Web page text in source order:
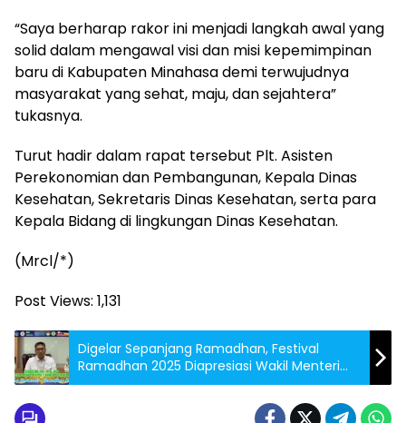
“Saya berharap rakor ini menjadi langkah awal yang
solid dalam mengawal visi dan misi kepemimpinan
baru di Kabupaten Minahasa demi terwujudnya
masyarakat yang sehat, maju, dan sejahtera”
tukasnya.
Turut hadir dalam rapat tersebut Plt. Asisten
Perekonomian dan Pembangunan, Kepala Dinas
Kesehatan, Sekretaris Dinas Kesehatan, serta para
Kepala Bidang di lingkungan Dinas Kesehatan.
(Mrcl/*)
Post Views: 1,131
Digelar Sepanjang Ramadhan, Festival
Ramadhan 2025 Diapresiasi Wakil Menteri
Pertanian RI